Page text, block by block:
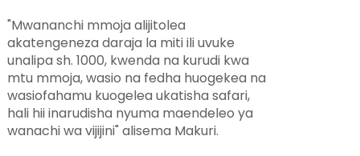
"Mwananchi mmoja alijitolea
akatengeneza daraja la miti ili uvuke
unalipa sh. 1000, kwenda na kurudi kwa
mtu mmoja, wasio na fedha huogekea na
wasiofahamu kuogelea ukatisha safari,
hali hii inarudisha nyuma maendeleo ya
wanachi wa vijijini" alisema Makuri.